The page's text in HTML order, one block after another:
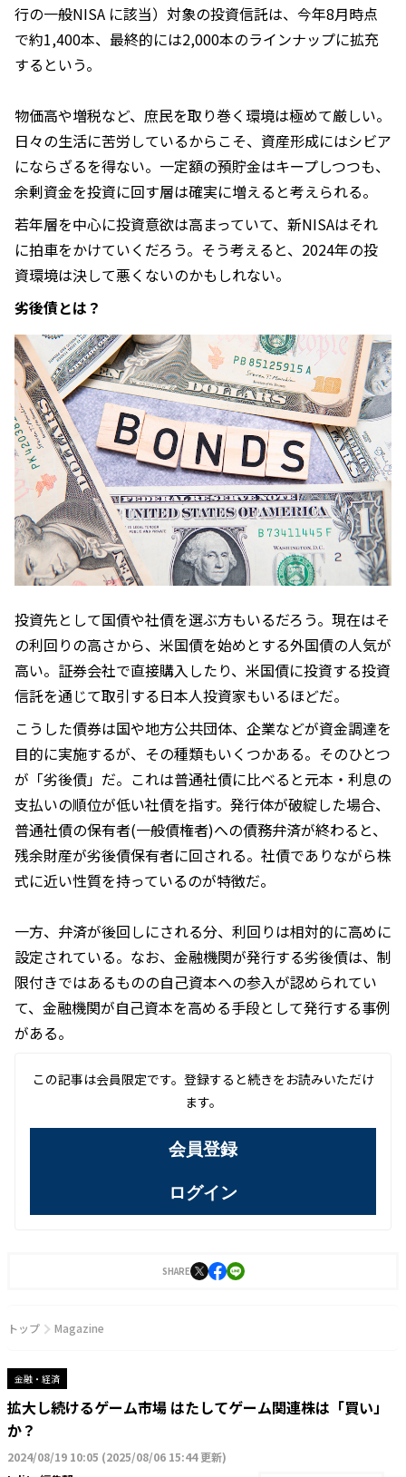
行の一般NISA に該当）対象の投資信託は、今年8月時点
で約1,400本、最終的には2,000本のラインナップに拡充
するという。
物価高や増税など、庶民を取り巻く環境は極めて厳しい。
日々の生活に苦労しているからこそ、資産形成にはシビア
にならざるを得ない。一定額の預貯金はキープしつつも、
余剰資金を投資に回す層は確実に増えると考えられる。
若年層を中心に投資意欲は高まっていて、新NISAはそれ
に拍車をかけていくだろう。そう考えると、2024年の投
資環境は決して悪くないのかもしれない。
劣後債とは？
投資先として国債や社債を選ぶ方もいるだろう。現在はそ
の利回りの高さから、米国債を始めとする外国債の人気が
高い。証券会社で直接購入したり、米国債に投資する投資
信託を通じて取引する日本人投資家もいるほどだ。
こうした債券は国や地方公共団体、企業などが資金調達を
目的に実施するが、その種類もいくつかある。そのひとつ
が「劣後債」だ。これは普通社債に比べると元本・利息の
支払いの順位が低い社債を指す。発行体が破綻した場合、
普通社債の保有者(一般債権者)への債務弁済が終わると、
残余財産が劣後債保有者に回される。社債でありながら株
式に近い性質を持っているのが特徴だ。
一方、弁済が後回しにされる分、利回りは相対的に高めに
設定されている。なお、金融機関が発行する劣後債は、制
限付きではあるものの自己資本への参入が認められてい
て、金融機関が自己資本を高める手段として発行する事例
がある。
この記事は会員限定です。登録すると続きをお読みいただけ
ます。
会員登録
ログイン
SHARE
トップ Magazine
金融・経済
拡大し続けるゲーム市場 はたしてゲーム関連株は「買い」
か？
2024/08/19 10:05 (2025/08/06 15:44 更新)